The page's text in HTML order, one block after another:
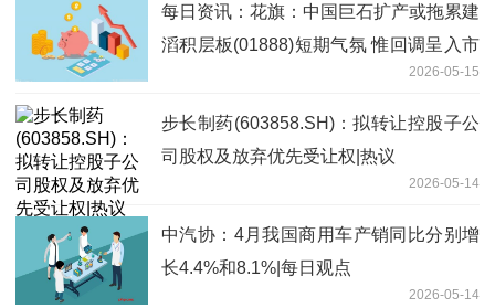
每日资讯：花旗：中国巨石扩产或拖累建
滔积层板(01888)短期气氛 惟回调呈入市
2026-05-15
步长制药(603858.SH)：拟转让控股子公
司股权及放弃优先受让权|热议
2026-05-14
中汽协：4月我国商用车产销同比分别增
长4.4%和8.1%|每日观点
2026-05-14